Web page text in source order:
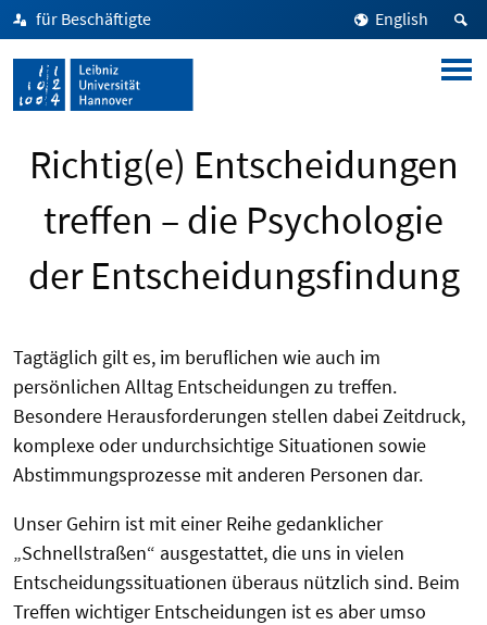
für Beschäftigte English
Richtig(e) Entscheidungen
treffen – die Psychologie
der Entscheidungsfindung
Tagtäglich gilt es, im beruflichen wie auch im
persönlichen Alltag Entscheidungen zu treffen.
Besondere Herausforderungen stellen dabei Zeitdruck,
komplexe oder undurchsichtige Situationen sowie
Abstimmungsprozesse mit anderen Personen dar.
Unser Gehirn ist mit einer Reihe gedanklicher
„Schnellstraßen“ ausgestattet, die uns in vielen
Entscheidungssituationen überaus nützlich sind. Beim
Treffen wichtiger Entscheidungen ist es aber umso